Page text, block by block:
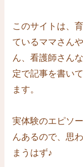
このサイトは、
ているママさん
ん、看護師さん
定で記事を書い
ます。
実体験のエピソ
んあるので、思
まうはず♪